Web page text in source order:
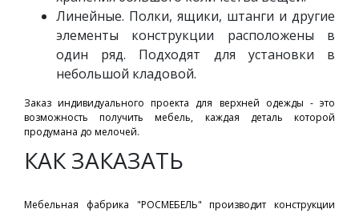
Линейные. Полки, ящики, штанги и другие
элементы конструкции расположены в
один ряд. Подходят для установки в
небольшой кладовой.
Заказ индивидуального проекта для верхней одежды - это
возможность получить мебель, каждая деталь которой
продумана до мелочей.
КАК ЗАКАЗАТЬ
Мебельная фабрика "РОСМЕБЕЛЬ" производит конструкции